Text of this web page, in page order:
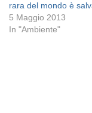
rara del mondo è
5 Maggio 2013
In "Ambiente"